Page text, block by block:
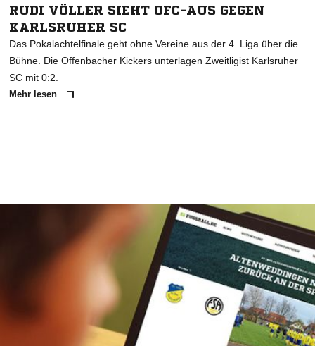
RUDI VÖLLER SIEHT OFC-AUS GEGEN
KARLSRUHER SC
Das Pokalachtelfinale geht ohne Vereine aus der 4. Liga über die
Bühne. Die Offenbacher Kickers unterlagen Zweitligist Karlsruher
SC mit 0:2.
Mehr lesen